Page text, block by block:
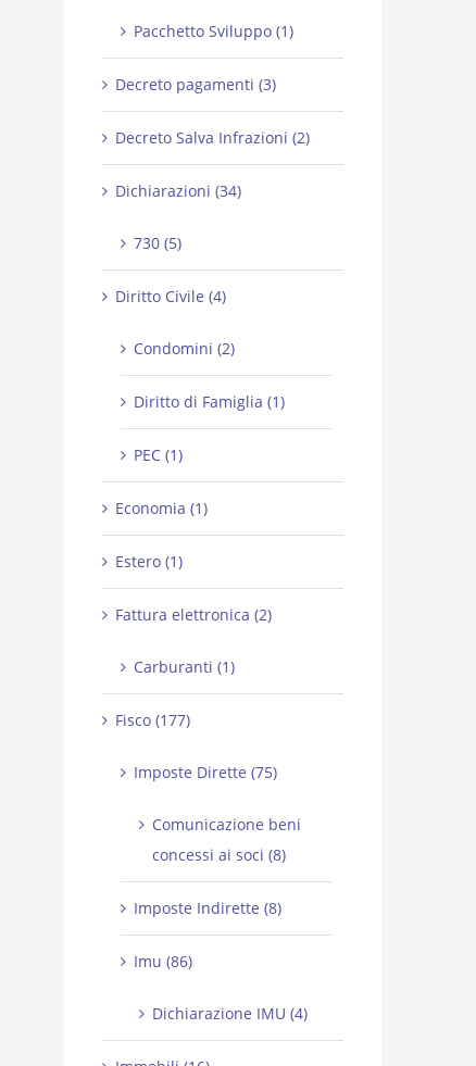
Pacchetto Sviluppo (1)
Decreto pagamenti (3)
Decreto Salva Infrazioni (2)
Dichiarazioni (34)
730 (5)
Diritto Civile (4)
Condomini (2)
Diritto di Famiglia (1)
PEC (1)
Economia (1)
Estero (1)
Fattura elettronica (2)
Carburanti (1)
Fisco (177)
Imposte Dirette (75)
Comunicazione beni
concessi ai soci (8)
Imposte Indirette (8)
Imu (86)
Dichiarazione IMU (4)